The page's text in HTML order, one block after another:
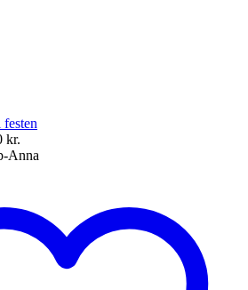
festen
kr.
399,00 kr.